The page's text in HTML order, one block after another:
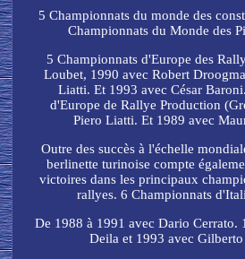
5 Championnats du monde des
Championnats du Monde des
5 Championnats d'Europe des
Loubet, 1990 avec Robert
Liatti. Et 1993 avec César
d'Europe de Rallye Production
Piero Liatti. Et 1989 avec
Outre des succès à l'échelle
berlinette turinoise compte
victoires dans les principaux
rallyes. 6 Championnats
De 1988 à 1991 avec Dario Cerrato.
Deila et 1993 avec Gilberto